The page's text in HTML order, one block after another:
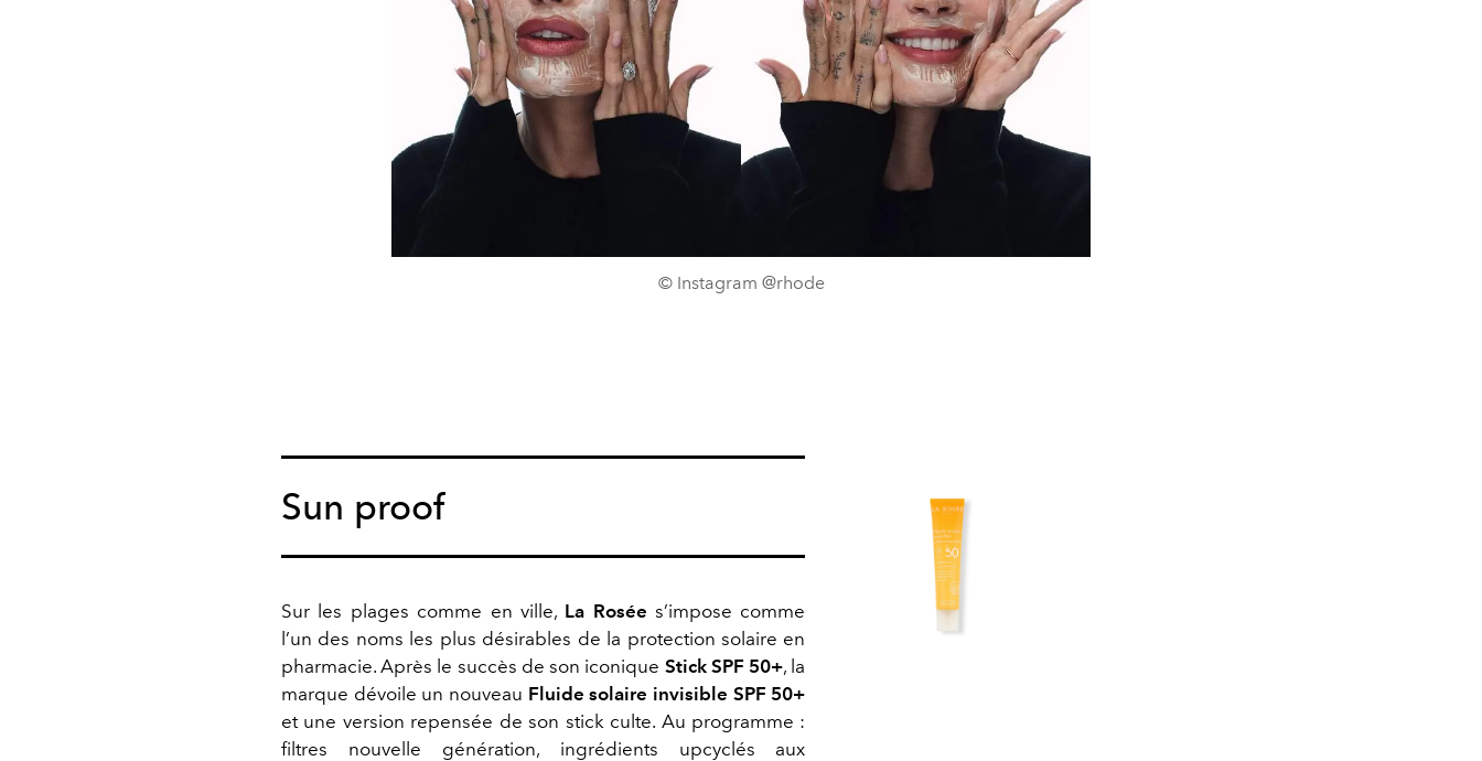
© Instagram @rhode
Sun proof
Sur les plages comme en ville, La Rosée s’impose comme
l’un des noms les plus désirables de la protection solaire en
pharmacie. Après le succès de son iconique Stick SPF 50+, la
marque dévoile un nouveau Fluide solaire invisible SPF 50+
et une version repensée de son stick culte. Au programme :
filtres nouvelle génération, ingrédients upcyclés aux